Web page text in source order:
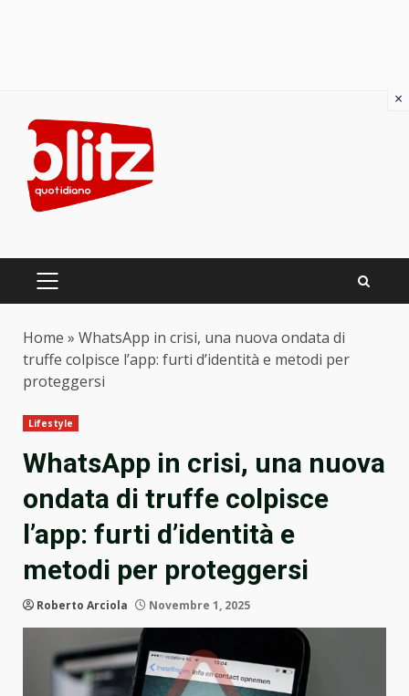
content
PRIMARY
Home » WhatsApp in crisi, una nuova ondata di
truffe colpisce l’app: furti d’identità e metodi per
proteggersi
Lifestyle
WhatsApp in crisi, una nuova
ondata di truffe colpisce
l’app: furti d’identità e
metodi per proteggersi
Roberto Arciola Novembre 1, 2025
×